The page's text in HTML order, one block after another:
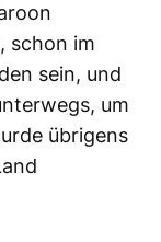
schon im
sein, und
um
übrigens